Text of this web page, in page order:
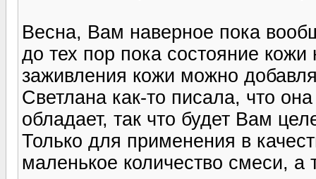
Весна, Вам наверное пока
до тех пор пока состояние
заживления кожи можно
Светлана как-то писала, что
обладает, так что будет Вам
Только для применения в
маленькое количество смеси,